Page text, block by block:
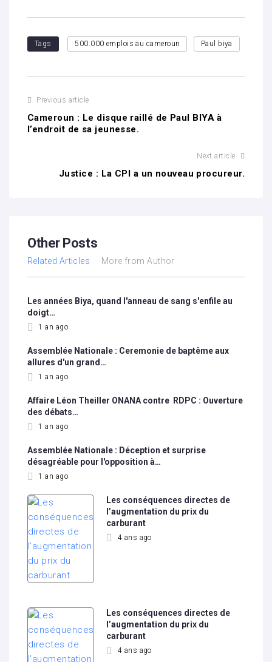
Tags 500.000 emplois au cameroun Paul biya
Previous article
Cameroun : Le disque raillé de Paul BIYA à
l’endroit de sa jeunesse.
Next article
Justice : La CPI a un nouveau procureur.
Other Posts
Related Articles More from Author
Les années Biya, quand l'anneau de sang s'enfile au
doigt…
1 an ago
Assemblée Nationale : Ceremonie de baptême aux
allures d'un grand…
1 an ago
Affaire Léon Theiller ONANA contre RDPC : Ouverture
des débats…
1 an ago
Assemblée Nationale : Déception et surprise
désagréable pour l'opposition à…
1 an ago
Les conséquences directes de
l’augmentation du prix du
carburant
4 ans ago
Les conséquences directes de
l’augmentation du prix du
carburant
4 ans ago